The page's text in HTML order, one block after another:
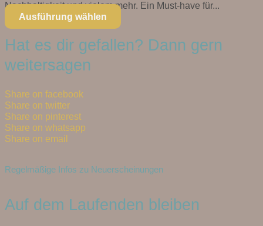
Nachhaltigkeit und vielem mehr. Ein Must-have für...
Ausführung wählen
Hat es dir gefallen? Dann gern
weitersagen
Share on facebook
Share on twitter
Share on pinterest
Share on whatsapp
Share on email
Regelmäßige Infos zu Neuerscheinungen
Auf dem Laufenden bleiben